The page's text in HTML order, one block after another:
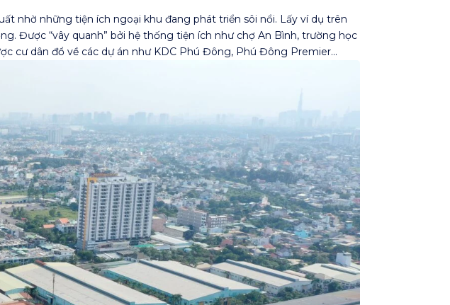
nhờ những tiện ích ngoại khu đang phát triển sôi nổi. Lấy ví dụ trên
Được “vây quanh” bởi hệ thống tiện ích như chợ An Bình, trường học
cư dân đổ về các dự án như KDC Phú Đông, Phú Đông Premier…